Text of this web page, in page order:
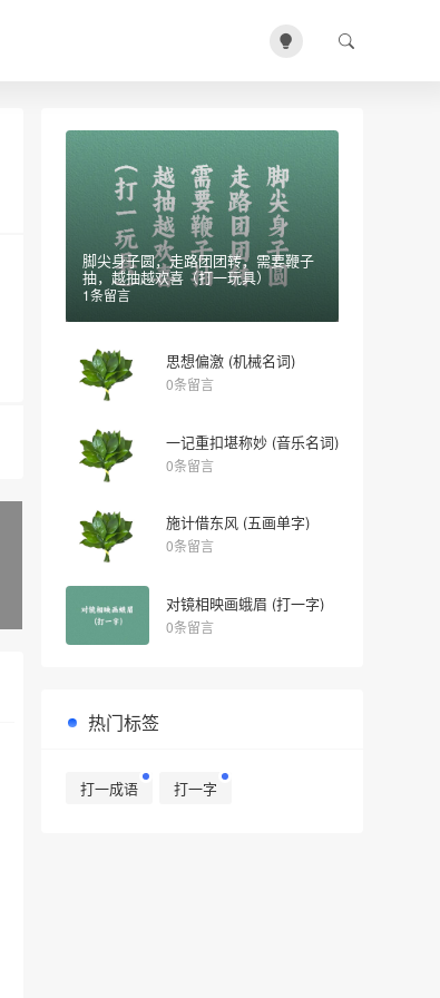
脚尖身子圆，走路团团转，需要鞭子
抽，越抽越欢喜（打一玩具）
1条留言
思想偏激 (机械名词)
0条留言
一记重扣堪称妙 (音乐名词)
0条留言
施计借东风 (五画单字)
0条留言
对镜相映画蛾眉 (打一字)
0条留言
热门标签
打一成语 打一字